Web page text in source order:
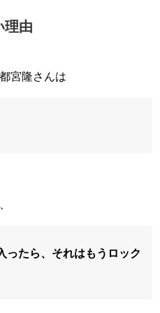
理由
宮隆さんは
ったら、それはもうロック